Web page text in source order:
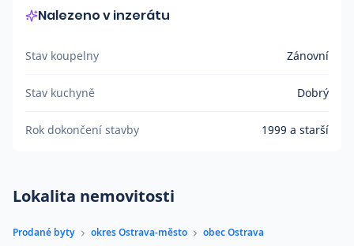
Nalezeno v inzerátu
Stav koupelny Zánovní
Stav kuchyně Dobrý
Rok dokončení stavby 1999 a starší
Lokalita nemovitosti
Prodané byty okres Ostrava-město obec Ostrava